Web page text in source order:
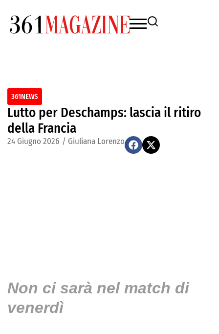
361NEWS
Lutto per Deschamps: lascia il ritiro
della Francia
24 Giugno 2026 / Giuliana Lorenzo
Non ci sarà nel match di
venerdì